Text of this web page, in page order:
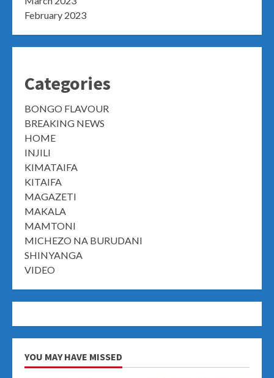
February 2023
Categories
BONGO FLAVOUR
BREAKING NEWS
HOME
INJILI
KIMATAIFA
KITAIFA
MAGAZETI
MAKALA
MAMTONI
MICHEZO NA BURUDANI
SHINYANGA
VIDEO
YOU MAY HAVE MISSED